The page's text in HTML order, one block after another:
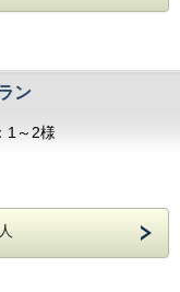
さい。
型ランドリーがござい
したらお知らせくださ
：30～
さい。
さい。
。
ン
1～2様
洗浄便座付
/ グラス